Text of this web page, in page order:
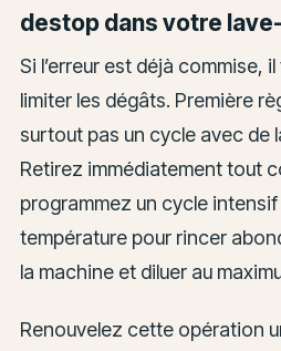
destop dans votre
Si l’erreur est déjà commise,
limiter les dégâts. Première
surtout pas un cycle avec de
Retirez immédiatement tout
programmez un cycle
température pour rincer
la machine et diluer au
Renouvelez cette opération